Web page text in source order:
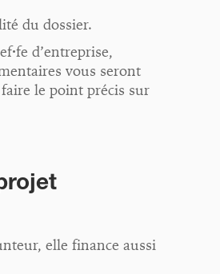
du dossier.
d’entreprise,
vous seront
le point précis sur
elle finance aussi